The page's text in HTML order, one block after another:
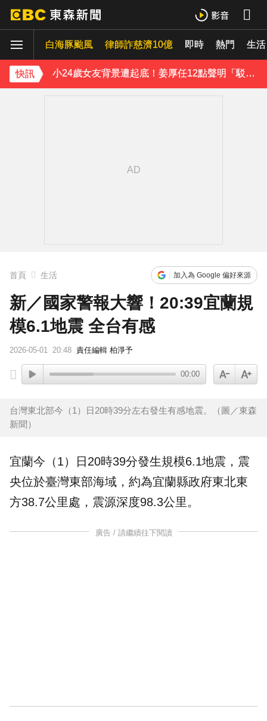
白海豚颱風 律師詐慈濟10億 即時 熱門 生活
快訊
下載東森App，隨時掌握天下大小事！
小24歲女友背景遭起底！姜厚任12點聲明「駁小三傳聞」：你在講三小？
首頁 生活 加入為 Google 偏好來源
新／國家警報大響！20:39宜蘭規
模6.1地震 全台有感
2026-05-01 20:48 責任編輯 柏淨予
00:00
台灣東北部今（1）日20時39分左右發生有感地震。（圖／東森
新聞）
宜蘭今（1）日20時39分發生規模6.1地震 ，震
央位於臺灣東部海域，約為宜蘭縣政府東北東
方38.7公里處，震源深度98.3公里。
廣告 / 請繼續往下閱讀